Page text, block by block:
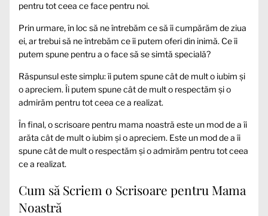
pentru tot ceea ce face pentru noi.
Prin urmare, în loc să ne întrebăm ce să îi cumpărăm de ziua
ei, ar trebui să ne întrebăm ce îi putem oferi din inimă. Ce îi
putem spune pentru a o face să se simtă specială?
Răspunsul este simplu: îi putem spune cât de mult o iubim și
o apreciem. Îi putem spune cât de mult o respectăm și o
admirăm pentru tot ceea ce a realizat.
În final, o scrisoare pentru mama noastră este un mod de a îi
arăta cât de mult o iubim și o apreciem. Este un mod de a îi
spune cât de mult o respectăm și o admirăm pentru tot ceea
ce a realizat.
Cum să Scriem o Scrisoare pentru Mama
Noastră